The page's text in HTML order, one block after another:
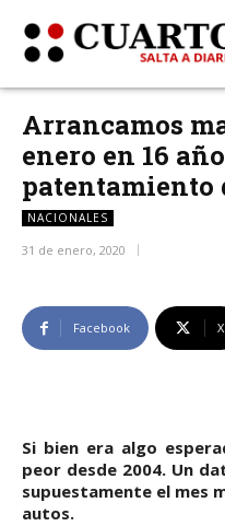
Arrancamos
enero en 16
patentamiento
NACIONALES
31 de enero, 2020
Facebook X
Si bien era algo
peor desde 2004. Un
supuestamente el mes
autos.